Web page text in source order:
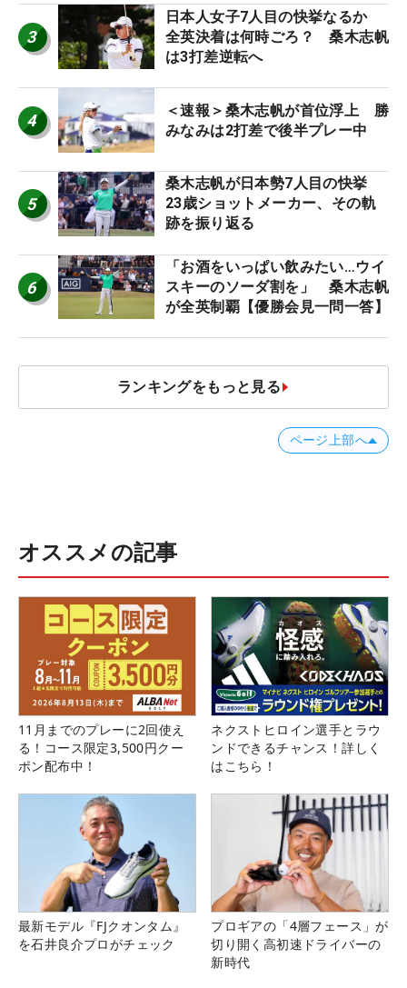
3
日本人女子7人目の快挙なるか
全英決着は何時ごろ？ 桑木志帆
は3打差逆転へ
4
＜速報＞桑木志帆が首位浮上 勝
みなみは2打差で後半プレー中
5
桑木志帆が日本勢7人目の快挙
23歳ショットメーカー、その軌
跡を振り返る
6
「お酒をいっぱい飲みたい…ウイ
スキーのソーダ割を」 桑木志帆
が全英制覇【優勝会見一問一答】
ランキングをもっと見る
ページ上部へ
オススメの記事
11月までのプレーに2回使え
る！コース限定3,500円クー
ポン配布中！
ネクストヒロイン選手とラウ
ンドできるチャンス！詳しく
はこちら！
最新モデル『FJクオンタム』
を石井良介プロがチェック
プロギアの「4層フェース」が
切り開く高初速ドライバーの
新時代